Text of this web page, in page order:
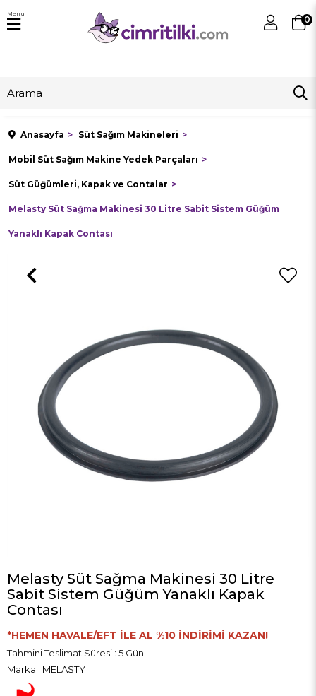
0
Menu
Anasayfa Süt Sağım Makineleri
Mobil Süt Sağım Makine Yedek Parçaları
Süt Güğümleri, Kapak ve Contalar
Melasty Süt Sağma Makinesi 30 Litre Sabit Sistem Güğüm
Yanaklı Kapak Contası
Melasty Süt Sağma Makinesi 30 Litre
Sabit Sistem Güğüm Yanaklı Kapak
Contası
*HEMEN HAVALE/EFT İLE AL %10 İNDİRİMİ KAZAN!
Tahmini Teslimat Süresi : 5 Gün
Marka : MELASTY